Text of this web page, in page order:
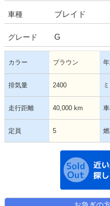
車種 ブレイド
グレード G
カラー ブラウン
排気量 2400
走行距離 40,000 km
定員 5